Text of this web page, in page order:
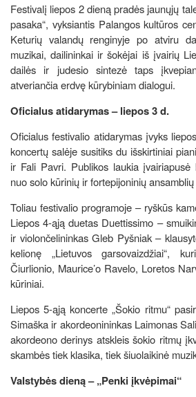
Festivalį liepos 2 dieną pradės jaunųjų
pasaka“, vyksiantis Palangos kultūros
Keturių valandų renginyje po atviru
muzikai, dailininkai ir šokėjai iš įvairių
dailės ir judesio sintezė taps
atveriančia erdvę kūrybiniam dialogui.
Oficialus atidarymas – liepos 3 d.
Oficialus festivalio atidarymas įvyks
koncertų salėje susitiks du išskirtiniai
ir Fali Pavri. Publikos laukia
nuo solo kūrinių ir fortepijoninių
Toliau festivalio programoje – ryškūs
Liepos 4-ąją duetas Duettissimo –
ir violončelininkas Gleb Pyšniak –
kelionę „Lietuvos garsovaizdžiai“,
Čiurlionio, Maurice’o Ravelo, Loretos
kūriniai.
Liepos 5-ąją koncerte „Šokio ritmu“
Simaška ir akordeonininkas Laimonas
akordeono derinys atskleis šokio ritmų
skambės tiek klasika, tiek šiuolaikinė
Valstybės dieną – „Penki įkvėpimai“